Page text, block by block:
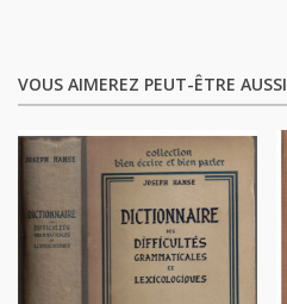
VOUS AIMEREZ PEUT-ÊTRE AUSSI